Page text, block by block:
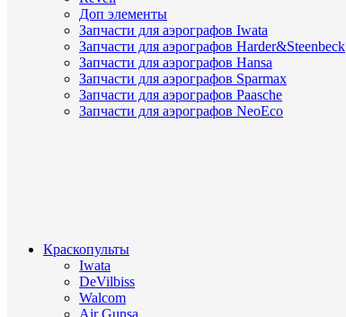
Доп элементы
Запчасти для аэрографов Iwata
Запчасти для аэрографов Harder&Steenbeck
Запчасти для аэрографов Hansa
Запчасти для аэрографов Sparmax
Запчасти для аэрографов Paasche
Запчасти для аэрографов NeoEco
Краскопульты
Iwata
DeVilbiss
Walcom
Air Gunsa